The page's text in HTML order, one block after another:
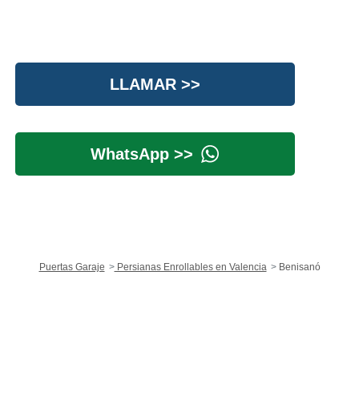
LLAMAR >>
WhatsApp >>
Puertas Garaje Persianas Enrollables en Valencia Benisanó